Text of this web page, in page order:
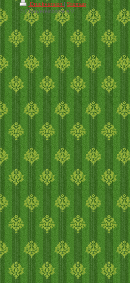
Druckversion | Sitemap
© Chorvereinbnote e.V.